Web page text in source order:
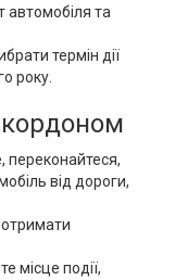
автомобіля та
термін дії
року.
кордоном
переконайтеся,
від дороги,
отримати
місце події,